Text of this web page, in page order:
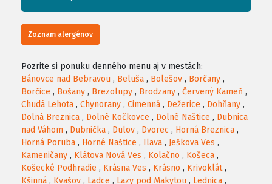
Zoznam alergénov
Pozrite si ponuku denného menu aj v mestách:
Bánovce nad Bebravou , Beluša , Bolešov , Borčany ,
Borčice , Bošany , Brezolupy , Brodzany , Červený Kameň ,
Chudá Lehota , Chynorany , Cimenná , Dežerice , Dohňany ,
Dolná Breznica , Dolné Kočkovce , Dolné Naštice , Dubnica
nad Váhom , Dubnička , Dulov , Dvorec , Horná Breznica ,
Horná Poruba , Horné Naštice , Ilava , Ješkova Ves ,
Kameničany , Klátova Nová Ves , Kolačno , Košeca ,
Košecké Podhradie , Krásna Ves , Krásno , Krivoklát,
Kšinná , Kvašov , Ladce , Lazy pod Makytou , Lednica ,